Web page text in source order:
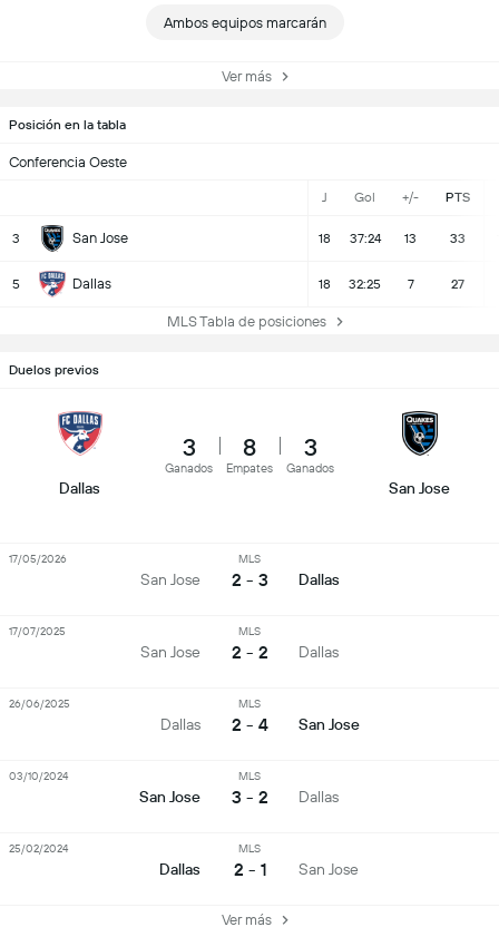
Ambos equipos marcarán
Ver más
Posición en la tabla
Conferencia Oeste
J Gol +/- PTS
3 San Jose 18 37:24 13 33
5 Dallas 18 32:25 7 27
MLS Tabla de posiciones
Duelos previos
Dallas
3
Ganados
8
Empates
3
Ganados
San Jose
San Jose
MLS
2 - 3 Dallas
17/05/2026
San Jose
MLS
2 - 2 Dallas
17/07/2025
Dallas
MLS
2 - 4 San Jose
26/06/2025
San Jose
MLS
3 - 2 Dallas
03/10/2024
Dallas
MLS
2 - 1 San Jose
25/02/2024
Ver más